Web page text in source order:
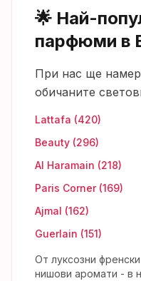
🌟 Най-
парфюми в
При нас ще
обичаните
Lattafa (420)
Beauty (296)
Al Haramain (218)
Paris Corner(169)
Ajmal (162)
Guerlain (151)
От луксозни
нишови аромати - в